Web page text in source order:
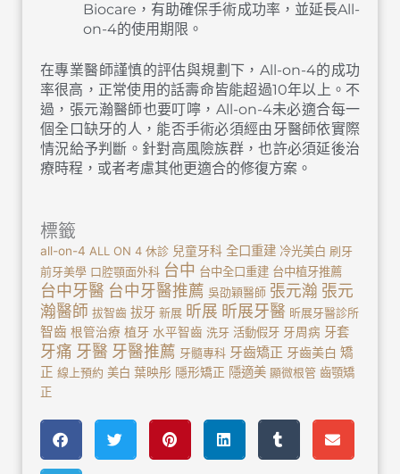
Biocare，有助確保手術成功率，並延長All-
on-4的使用期限。
在專業醫師謹慎的評估與規劃下，All-on-4的成功
率很高，正常使用的話壽命皆能超過10年以上。不
過，張元瀚醫師也要叮嚀，All-on-4未必適合每一
個全口缺牙的人，能否手術必須經由牙醫師依實際
情況給予判斷。針對高風險族群，也許必須延後治
療時程，或者考慮其他更適合的修復方案。
標籤
all-on-4 ALL ON 4 休診 兒童牙科 全口重建 冷光美白 刷牙
前牙美學 口腔顎面外科 台中 台中全口重建 台中植牙推薦
台中牙醫 台中牙醫推薦 吳劭穎醫師 張元瀚 張元
瀚醫師 拔智齒 拔牙 新展 昕展 昕展牙醫 昕展牙醫診所
智齒 根管治療 植牙 水平智齒 洗牙 活動假牙 牙周病 牙套
牙痛 牙醫 牙醫推薦 牙髓專科 牙齒矯正 牙齒美白 矯
正 線上預約 美白 葉映彤 隱形矯正 隱適美 顯微根管 齒顎矯
正